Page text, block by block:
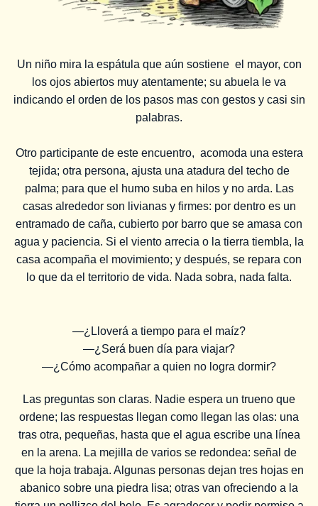
Un niño mira la espátula que aún sostiene el mayor, con
los ojos abiertos muy atentamente; su abuela le va
indicando el orden de los pasos mas con gestos y casi sin
palabras.
Otro participante de este encuentro, acomoda una estera
tejida; otra persona, ajusta una atadura del techo de
palma; para que el humo suba en hilos y no arda. Las
casas alrededor son livianas y firmes: por dentro es un
entramado de caña, cubierto por barro que se amasa con
agua y paciencia. Si el viento arrecia o la tierra tiembla, la
casa acompaña el movimiento; y después, se repara con
lo que da el territorio de vida. Nada sobra, nada falta.
—¿Lloverá a tiempo para el maíz?
—¿Será buen día para viajar?
—¿Cómo acompañar a quien no logra dormir?
Las preguntas son claras. Nadie espera un trueno que
ordene; las respuestas llegan como llegan las olas: una
tras otra, pequeñas, hasta que el agua escribe una línea
en la arena. La mejilla de varios se redondea: señal de
que la hoja trabaja. Algunas personas dejan tres hojas en
abanico sobre una piedra lisa; otras van ofreciendo a la